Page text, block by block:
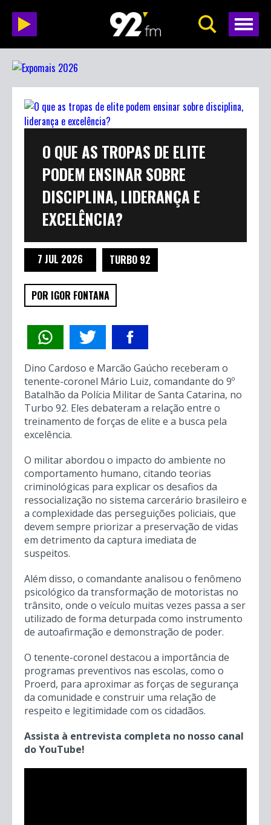
O QUE AS TROPAS DE ELITE
PODEM ENSINAR SOBRE
DISCIPLINA, LIDERANÇA E
EXCELÊNCIA?
7 JUL 2026 TURBO 92
POR IGOR FONTANA
Dino Cardoso e Marcão Gaúcho receberam o
tenente-coronel Mário Luiz, comandante do 9º
Batalhão da Polícia Militar de Santa Catarina, no
Turbo 92. Eles debateram a relação entre o
treinamento de forças de elite e a busca pela
excelência.
O militar abordou o impacto do ambiente no
comportamento humano, citando teorias
criminológicas para explicar os desafios da
ressocialização no sistema carcerário brasileiro e
a complexidade das perseguições policiais, que
devem sempre priorizar a preservação de vidas
em detrimento da captura imediata de
suspeitos.
Além disso, o comandante analisou o fenômeno
psicológico da transformação de motoristas no
trânsito, onde o veículo muitas vezes passa a ser
utilizado de forma deturpada como instrumento
de autoafirmação e demonstração de poder.
O tenente-coronel destacou a importância de
programas preventivos nas escolas, como o
Proerd, para aproximar as forças de segurança
da comunidade e construir uma relação de
respeito e legitimidade com os cidadãos.
Assista à entrevista completa no nosso canal
do YouTube!